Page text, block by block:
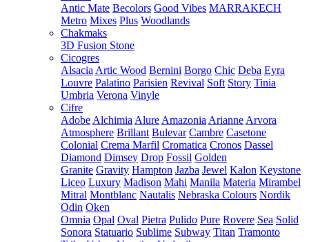
Antic Mate Becolors Good Vibes MARRAKECH
Metro Mixes Plus Woodlands
Chakmaks
3D Fusion Stone
Cicogres
Alsacia Artic Wood Bernini Borgo Chic Deba Eyra
Louvre Palatino Parisien Revival Soft Story Tinia
Umbria Verona Vinyle
Cifre
Adobe Alchimia Alure Amazonia Arianne Arvora
Atmosphere Brillant Bulevar Cambre Casetone
Colonial Crema Marfil Cromatica Cronos Dassel
Diamond Dimsey Drop Fossil Golden
Granite Gravity Hampton Jazba Jewel Kalon Keystone
Liceo Luxury Madison Mahi Manila Materia Mirambel
Mitral Montblanc Nautalis Nebraska Colours Nordik
Odin Oken
Omnia Opal Oval Pietra Pulido Pure Rovere Sea Solid
Sonora Statuario Sublime Subway Titan Tramonto